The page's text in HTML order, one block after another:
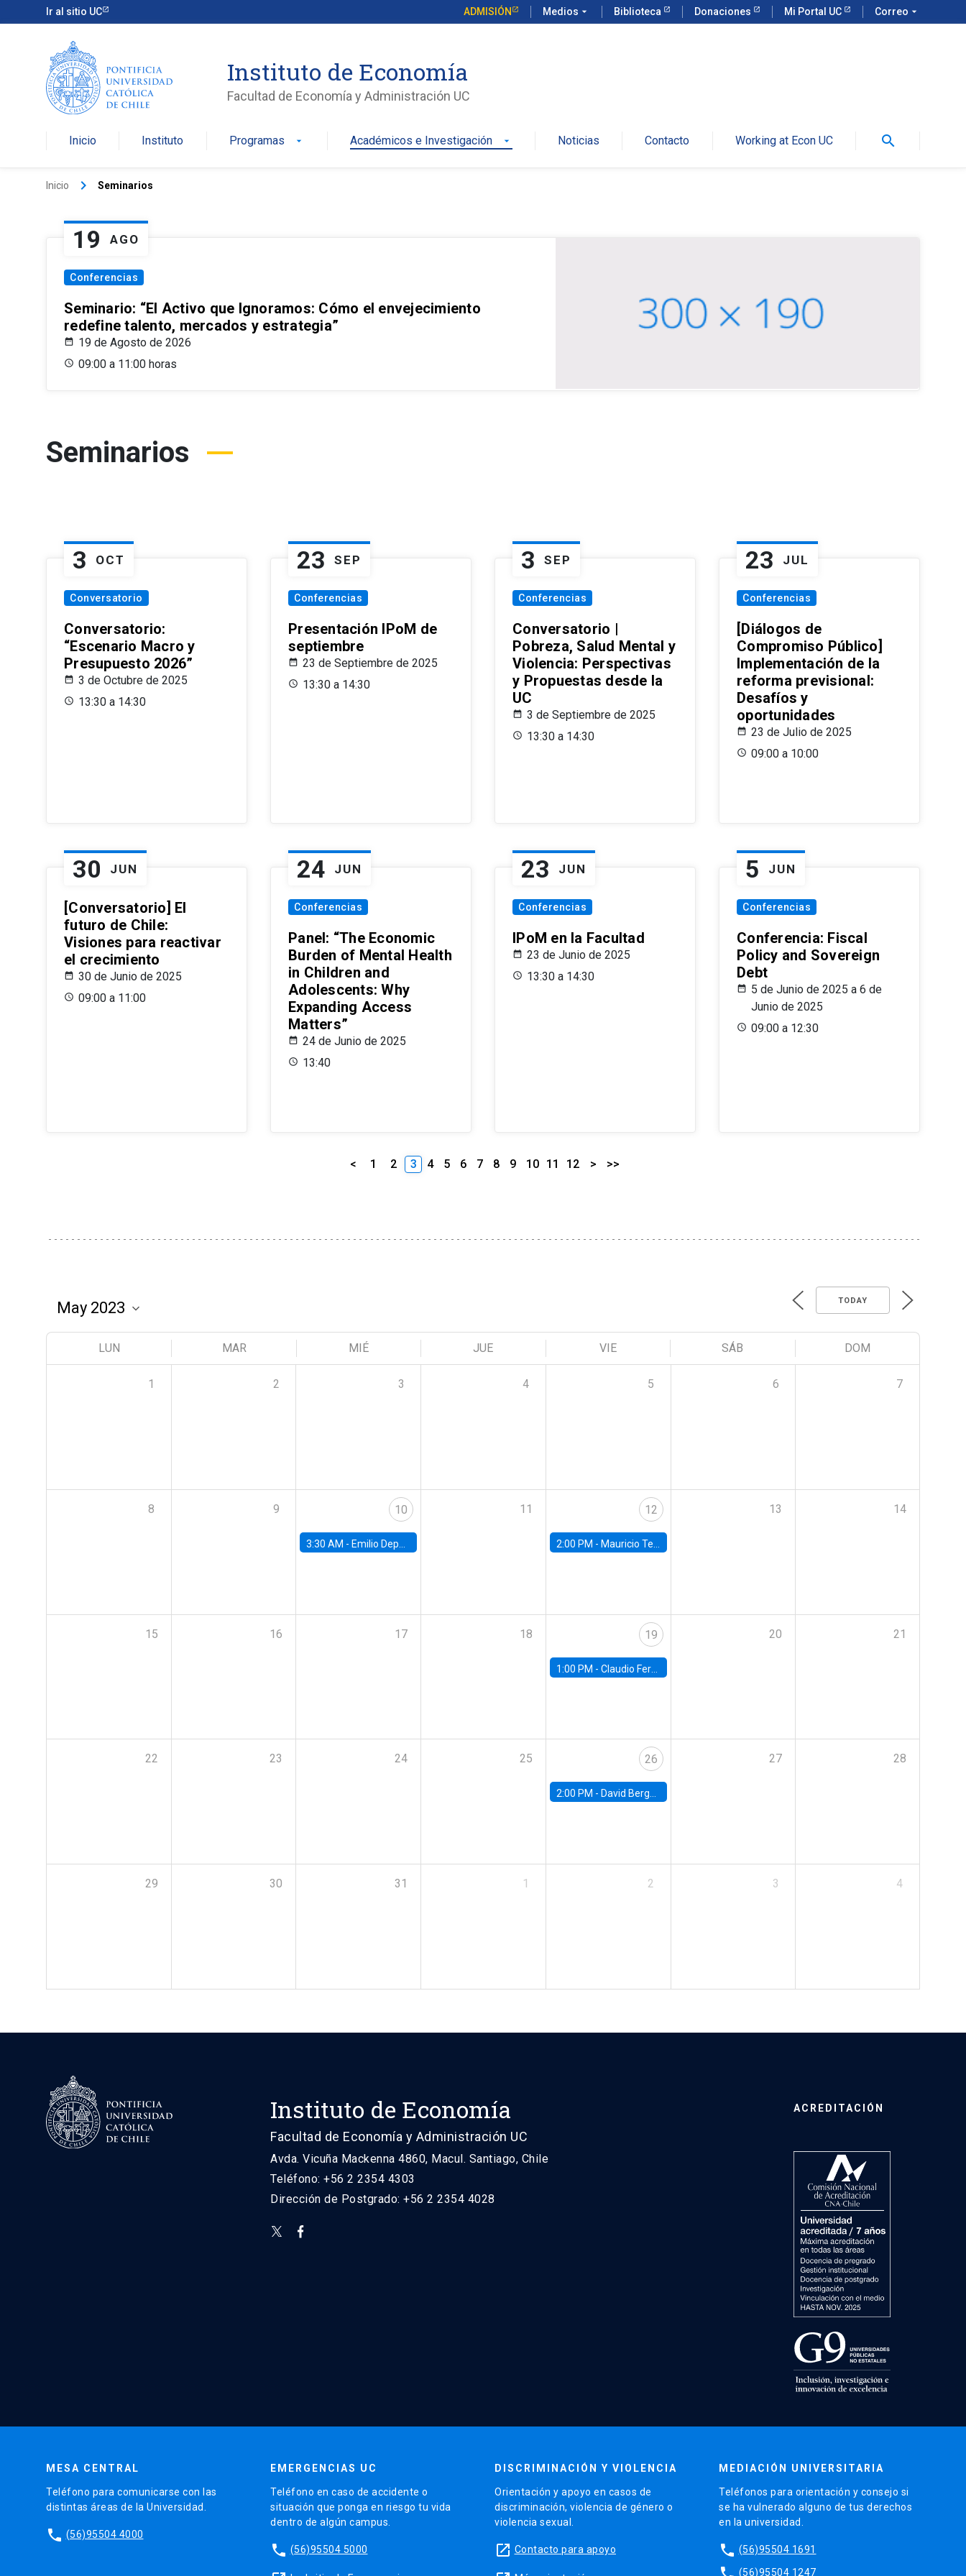
Ir al sitio UC ADMISIÓN Medios arrow_drop_down Biblioteca Donaciones Mi Portal UC Correo arrow_drop_down
Instituto de Economía
Facultad de Economía y Administración UC
Inicio Instituto Programas arrow_drop_down Académicos e Investigación arrow_drop_down Noticias Contacto Working at Econ UC search
Inicio keyboard_arrow_right Seminarios
19 AGO
Conferencias
Seminario: “El Activo que Ignoramos: Cómo el envejecimiento
redefine talento, mercados y estrategia”
19 de Agosto de 2026
09:00 a 11:00 horas
Seminarios
3 OCT
Conversatorio
Conversatorio:
“Escenario Macro y
Presupuesto 2026”
3 de Octubre de 2025
13:30 a 14:30
23 SEP
Conferencias
Presentación IPoM de
septiembre
23 de Septiembre de 2025
13:30 a 14:30
3 SEP
Conferencias
Conversatorio |
Pobreza, Salud Mental y
Violencia: Perspectivas
y Propuestas desde la
UC
3 de Septiembre de 2025
13:30 a 14:30
23 JUL
Conferencias
[Diálogos de
Compromiso Público]
Implementación de la
reforma previsional:
Desafíos y
oportunidades
23 de Julio de 2025
09:00 a 10:00
30 JUN
[Conversatorio] El
futuro de Chile:
Visiones para reactivar
el crecimiento
30 de Junio de 2025
09:00 a 11:00
24 JUN
Conferencias
Panel: “The Economic
Burden of Mental Health
in Children and
Adolescents: Why
Expanding Access
Matters”
24 de Junio de 2025
13:40
23 JUN
Conferencias
IPoM en la Facultad
23 de Junio de 2025
13:30 a 14:30
5 JUN
Conferencias
Conferencia: Fiscal
Policy and Sovereign
Debt
5 de Junio de 2025 a 6 de
Junio de 2025
09:00 a 12:30
< 1 2 3 4 5 6 7 8 9 10 11 12 > >>
TODAY
LUN MAR MIÉ JUE VIE SÁB DOM
1 2 3 4 5 6 7
8 9 10
3:30 AM - Emilio Depetris-Chauvín, Universidad Católica
11 12
2:00 PM - Mauricio Tejada, UDP
13 14
15 16 17 18 19
1:00 PM - Claudio Ferraz, British Columbia
20 21
22 23 24 25 26
2:00 PM - David Berger, Duke
27 28
29 30 31 1 2 3 4
Instituto de Economía
Facultad de Economía y Administración UC
Avda. Vicuña Mackenna 4860, Macul. Santiago, Chile
Teléfono: +56 2 2354 4303
Dirección de Postgrado: +56 2 2354 4028
ACREDITACIÓN
MESA CENTRAL
Teléfono para comunicarse con las
distintas áreas de la Universidad.
phone (56)95504 4000
EMERGENCIAS UC
Teléfono en caso de accidente o
situación que ponga en riesgo tu vida
dentro de algún campus.
phone (56)95504 5000
DISCRIMINACIÓN Y VIOLENCIA
Orientación y apoyo en casos de
discriminación, violencia de género o
violencia sexual.
launch Contacto para apoyo
MEDIACIÓN UNIVERSITARIA
Teléfonos para orientación y consejo si
se ha vulnerado alguno de tus derechos
en la universidad.
phone (56)95504 1691
(56)95504 1247